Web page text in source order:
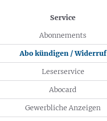
Service
Abonnements
Abo kündigen / Widerruf
Leserservice
Abocard
Gewerbliche Anzeigen